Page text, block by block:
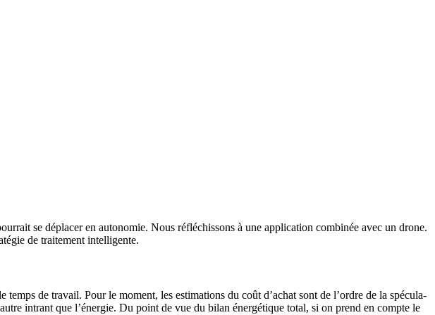
se déplacer en auto­nomie. Nous réflé­chis­sons à une appli­ca­tion combinée avec un drone.
de trai­te­ment intel­li­gente.
de travail. Pour le moment, les esti­ma­tions du coût d’achat sont de l’ordre de la spécu­la­
intrant que l’énergie. Du point de vue du bilan éner­gé­tique total, si on prend en compte le